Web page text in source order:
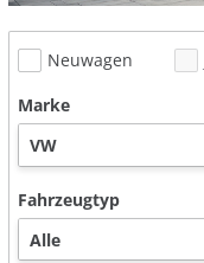
Neuwagen
Marke
Fahrzeugtyp